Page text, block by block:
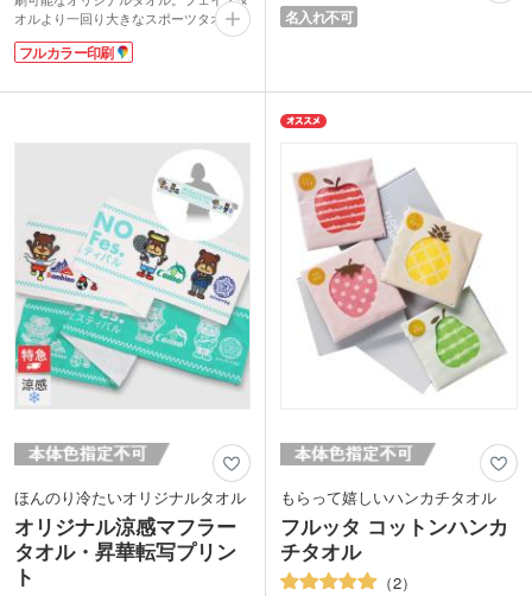
オルより一回り大きなスポーツタオル
は、広げたときに目立ってインパクト
大！チームお揃いのタオルは一体感を生
外イベントのオリジナルグッズにもおす
かな質感のラビットタッチ、裏面に吸水
性のあるコットン素材を使用していま
す。フルカラーのデザインも1色のデザ
インも同価格でご対応。1枚からの小ロ
ットでご注文いただけます。
フルカラー印刷
用したり、ハンカチをコンパクトにたた
が見えると思わず笑顔になってしまうほ
どのかわいさです。お子さま用イベント
名入れ不可
ほんのり冷たいオリジナルタオル
オリジナル涼感マフラー
タオル・昇華転写プリン
ト
もらって嬉しいハンカチタオル
フルッタ コットンハンカ
チタオル
2